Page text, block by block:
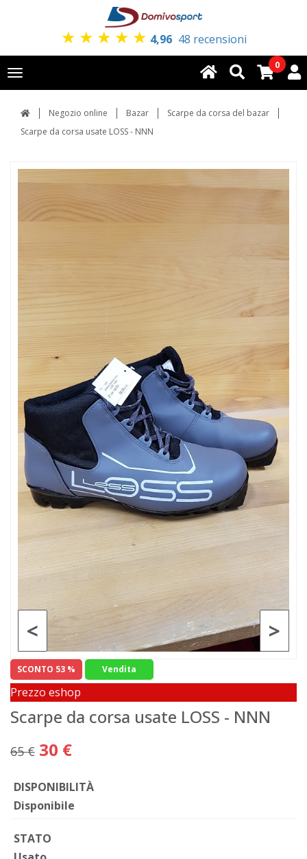
★ ★ ★ ★ ★ 4,96 48 recensioni
Toggle
navigation
0
Negozio online Bazar
Scarpe da corsa del bazar
Scarpe da corsa usate LOSS - NNN
>
<
SCONTO 53 % Vendita
Prezzo eshop
Scarpe da corsa usate LOSS - NNN
65 € 30 €
DISPONIBILITÀ
Disponibile
STATO